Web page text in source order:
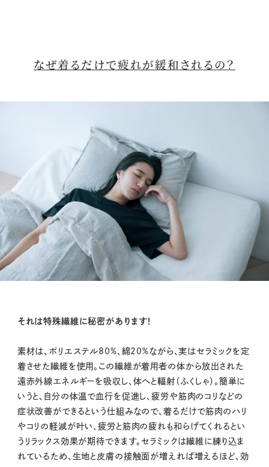
なぜ着るだけで疲れが緩和されるの？
それは特殊繊維に秘密があります！
素材は、ポリエステル80%、綿20%ながら、実はセラミックを定
着させた繊維を使用。この繊維が着用者の体から放出された
遠赤外線エネルギーを吸収し、体へと輻射（ふくしゃ）。簡単に
いうと、自分の体温で血行を促進し、疲労や筋肉のコリなどの
症状改善ができるという仕組みなので、着るだけで筋肉のハリ
やコリの軽減が叶い、疲労と筋肉の疲れも和らげてくれるとい
うリラックス効果が期待できます。セラミックは繊維に練り込ま
れているため、生地と皮膚の接触面が増えれば増えるほど、効